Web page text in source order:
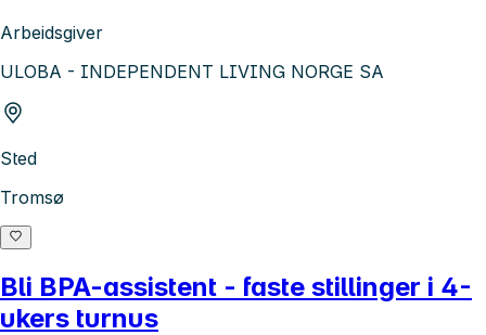
Arbeidsgiver
ULOBA - INDEPENDENT LIVING NORGE SA
Sted
Tromsø
Bli BPA-assistent - faste stillinger i 4-
ukers turnus